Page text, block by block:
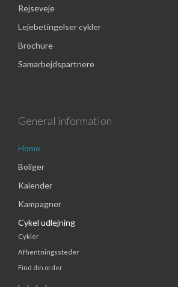
Rejseveje
Lejebetingelser cykler
Brochure
Samarbejdspartnere
General information
Home
Boliger
Kalender
Kampagner
Cykel udlejning
Cykler
Afhentningssteder
Find din order